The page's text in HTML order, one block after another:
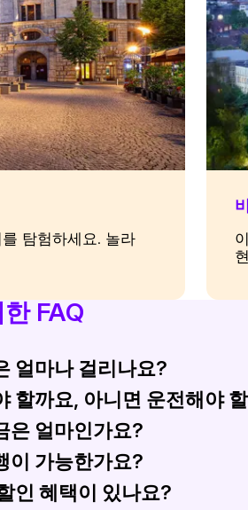
탐험하세요. 놀라
FAQ
얼마나 걸리나요?
약 4시간에서 5시간 정도 소요
할까요, 아니면 운전해야
교통과 주차에 대한 스트레스
은 얼마인가요?
클래스 기준으로 €45에서 €65
이 가능한가요?
지 않습니다. 대부분의 승객은
인 혜택이 있나요?